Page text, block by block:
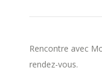
Rencontre avec
rendez-vous.